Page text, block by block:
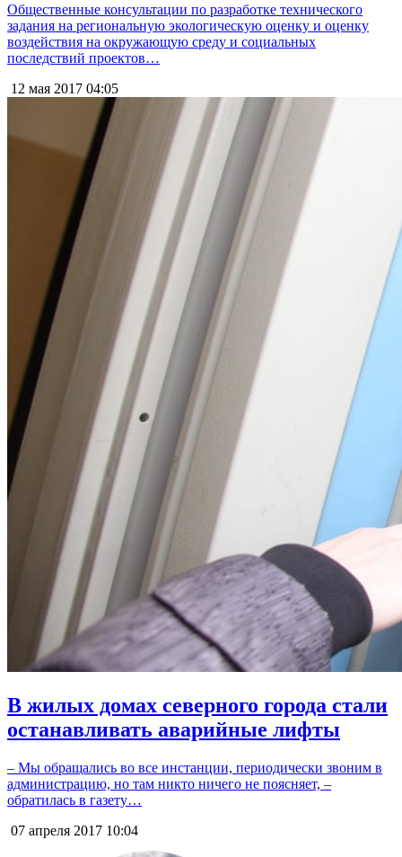
Общественные консультации по разработке технического
задания на региональную экологическую оценку и оценку
воздействия на окружающую среду и социальных
последствий проектов…
12 мая 2017 04:05
В жилых домах северного города стали
останавливать аварийные лифты
– Мы обращались во все инстанции, периодически звоним в
администрацию, но там никто ничего не поясняет, –
обратилась в газету…
07 апреля 2017 10:04